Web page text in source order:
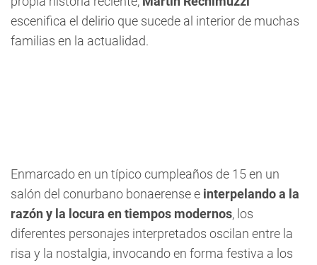
escenifica el delirio que sucede al interior de muchas
familias en la actualidad.
Enmarcado en un típico cumpleaños de 15 en un
salón del conurbano bonaerense e interpelando a la
razón y la locura en tiempos modernos, los
diferentes personajes interpretados oscilan entre la
risa y la nostalgia, invocando en forma festiva a los